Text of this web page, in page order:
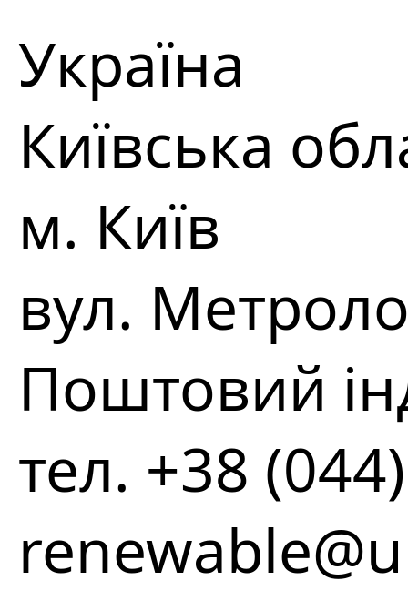
Україна
Київська
м. Київ
вул.
Поштовий
тел. +38